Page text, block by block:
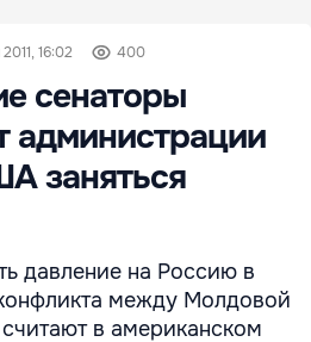
16:02 400
сенаторы
администрации
заняться
давление на Россию в
между Молдовой
в американском